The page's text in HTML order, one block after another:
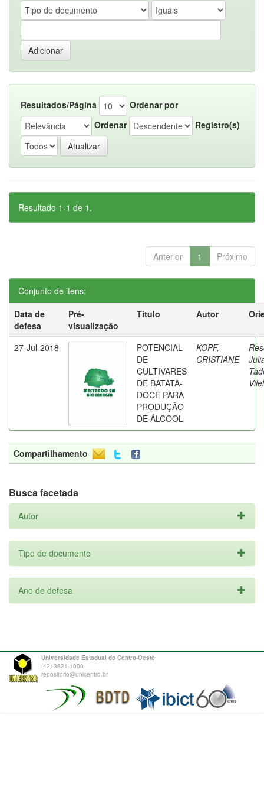
Resultados/Página
Ordenar por
Ordenar
Registro(s)
Resultado 1-1 de 1.
Anterior 1 Próximo
Conjunto de itens:
Data de
defesa
Pré-
visualização
Título Autor
27-Jul-2018
POTENCIAL
DE
CULTIVARES
DE BATATA-
DOCE PARA
PRODUÇÃO
DE ÁLCOOL
KOPF,
CRISTIANE
Compartilhamento
Busca facetada
Autor
Tipo de documento
Ano de defesa
Universidade Estadual do Centro-Oeste
(42) 3621-1000
repositorio@unicentro.br